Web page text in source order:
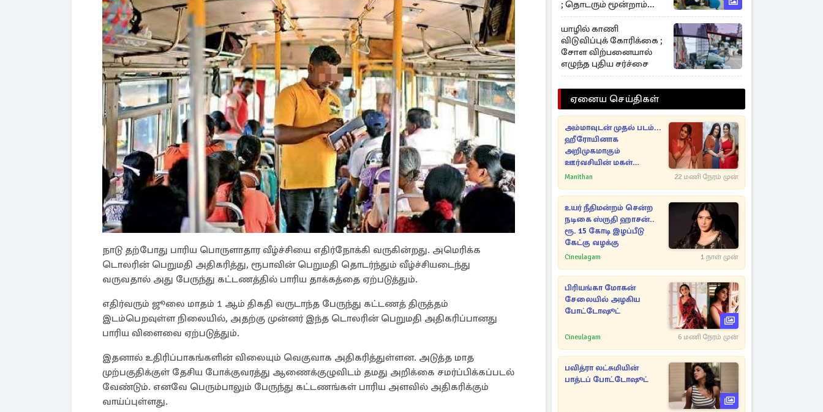
நாடு தற்போது பாரிய பொருளாதார வீழ்ச்சியை எதிர்நோக்கி வருகின்றது. அமெரிக்க
டொலரின் பெறுமதி அதிகரித்து, ரூபாவின் பெறுமதி தொடர்ந்தும் வீழ்ச்சியடைந்து
வருவதால் அது பேருந்து கட்டணத்தில் பாரிய தாக்கத்தை ஏற்படுத்தும்.
எதிர்வரும் ஜூலை மாதம் 1 ஆம் திகதி வருடாந்த பேருந்து கட்டணத் திருத்தம்
இடம்பெறவுள்ள நிலையில், அதற்கு முன்னர் இந்த டொலரின் பெறுமதி அதிகரிப்பானது
பாரிய விளைவை ஏற்படுத்தும்.
இதனால் உதிரிப்பாகங்களின் விலையும் வெகுவாக அதிகரித்துள்ளன. அடுத்த மாத
முற்பகுதிக்குள் தேசிய போக்குவரத்து ஆணைக்குழுவிடம் தமது அறிக்கை சமர்ப்பிக்கப்படல்
வேண்டும். எனவே பெரும்பாலும் பேருந்து கட்டணங்கள் பாரிய அளவில் அதிகரிக்கும்
வாய்ப்புள்ளது.
; தொடரும் மூன்றாம்
கட்ட அகழ்வாராய்ச்சி
யாழில் காணி
விடுவிப்புக் கோரிக்கை ;
சோள விற்பனையால்
எழுந்த புதிய சர்ச்சை
ஏனைய செய்திகள்
அம்மாவுடன் முதல் படம்...
ஹீரோயினாக
அறிமுகமாகும்
ஊர்வசியின் மகள்
தேஜலட்சுமி!
Manithan 22 மணி நேரம் முன்
உயர் நீதிமன்றம் சென்ற
நடிகை ஸ்ருதி ஹாசன்..
ரூ. 15 கோடி இழப்பீடு
கேட்கு வழக்கு
Cineulagam 1 நாள் முன்
பிரியங்கா மோகன்
சேலையில் அழகிய
போட்டோஷூட்
Cineulagam 6 மணி நேரம் முன்
பவித்ரா லட்சுமியின்
பாத்டப் போட்டோஷூட்